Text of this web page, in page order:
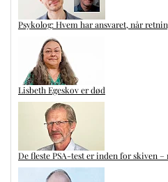
Psykolog: Hvem har ansvaret, når
Lisbeth Egeskov er død
De fleste PSA-test er inden for skiven